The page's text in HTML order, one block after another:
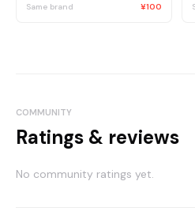
Same brand
¥100
COMMUNITY
Ratings & reviews
No community ratings yet.